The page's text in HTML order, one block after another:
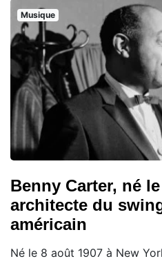
Musique
Benny Carter, né
architecte du
américain
Né le 8 août 1907 à New